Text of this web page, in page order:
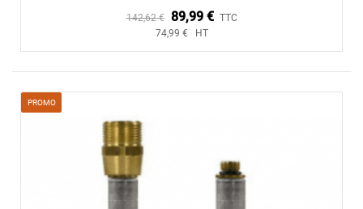
142,62 € 89,99 € TTC
74,99 € HT
PROMO